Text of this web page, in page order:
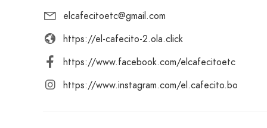
refrescante, en El Cafecito encontrarás un
encantarán. ¡Te esperamos con los brazos
elcafecitoetc@gmail.com
https://el-cafecito-2.ola.click
https://www.facebook.com/elcafecitoetc
https://www.instagram.com/el.cafecito.bo